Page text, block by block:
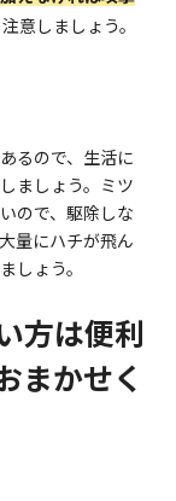
意しましょう。
るので、生活に
ましょう。ミツ
ので、駆除しな
量にハチが飛ん
しょう。
方は便利
まかせく